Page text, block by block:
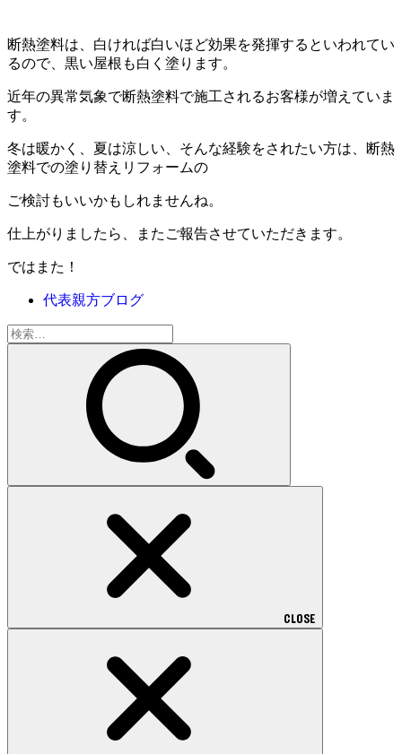
断熱塗料は、白ければ白いほど効果を発揮するといわれてい
るので、黒い屋根も白く塗ります。
近年の異常気象で断熱塗料で施工されるお客様が増えていま
す。
冬は暖かく、夏は涼しい、そんな経験をされたい方は、断熱
塗料での塗り替えリフォームの
ご検討もいいかもしれませんね。
仕上がりましたら、またご報告させていただきます。
ではまた！
代表親方ブログ
検
索:
CLOSE